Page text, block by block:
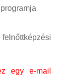
egy e-mail